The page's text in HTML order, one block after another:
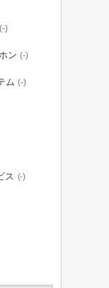
(-)
ン (-)
ム (-)
ス (-)